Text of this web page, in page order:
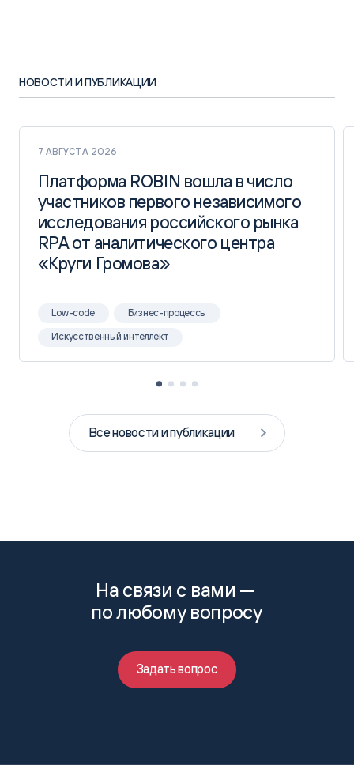
НОВОСТИ И ПУБЛИКАЦИИ
7 АВГУСТА 2026
Платформа ROBIN вошла в число
участников первого независимого
исследования российского рынка
RPA от аналитического центра
«Круги Громова»
Платформа ROBIN вошла в число
участников первого независимого
исследования российского рынка
RPA от аналитического центра
«Круги Громова»
Low-code Бизнес-процессы
Искусственный интеллект
Все новости и публикации
На связи с вами —
по любому вопросу
Задать вопрос